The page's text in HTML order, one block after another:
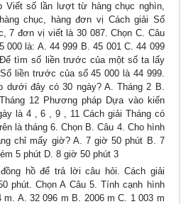
Viết số lần lượt từ hàng chục nghìn,
chục, hàng đơn vị Cách giải Số
7 đơn vị viết là 30 087. Chọn C. Câu
000 là: A. 44 999 B. 45 001 C. 44 099
tìm số liền trước của một số ta lấy
liền trước của số 45 000 là 44 999.
dưới đây có 30 ngày? A. Tháng 2 B.
12 Phương pháp Dựa vào kiến
là 4 , 6 , 9 , 11 Cách giải Tháng có
là tháng 6. Chọn B. Câu 4. Cho hình
chỉ mấy giờ? A. 7 giờ 50 phút B. 7
5 phút D. 8 giờ 50 phút 3
hồ để trả lời câu hỏi. Cách giải
phút. Chọn A Câu 5. Tính cạnh hình
m. A. 32 096 m B. 2006 m C. 1 003 m